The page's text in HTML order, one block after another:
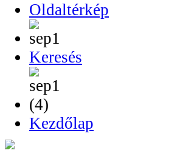
Oldaltérkép
Keresés
Kezdőlap